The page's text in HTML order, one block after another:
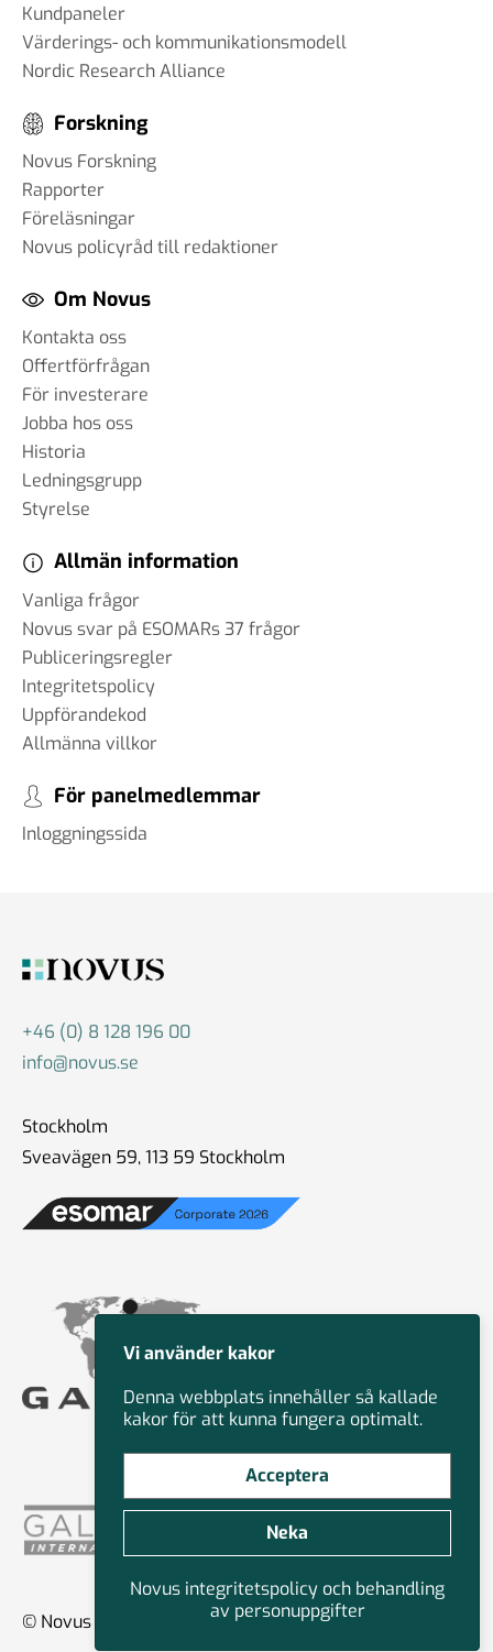
Kundpaneler
Värderings- och kommunikationsmodell
Nordic Research Alliance
Forskning
Novus Forskning
Rapporter
Föreläsningar
Novus policyråd till redaktioner
Om Novus
Kontakta oss
Offertförfrågan
För investerare
Jobba hos oss
Historia
Ledningsgrupp
Styrelse
Allmän information
Vanliga frågor
Novus svar på ESOMARs 37 frågor
Publiceringsregler
Integritetspolicy
Uppförandekod
Allmänna villkor
För panelmedlemmar
Inloggningssida
+46 (0) 8 128 196 00
info@novus.se
Stockholm
Sveavägen 59, 113 59 Stockholm
© Novus Group International 2026
Vi använder kakor
Denna webbplats innehåller så kallade
kakor för att kunna fungera optimalt.
Acceptera
Neka
Novus integritetspolicy och behandling
av personuppgifter